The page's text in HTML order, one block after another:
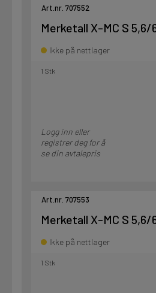
Art.nr. 707552
Merketall X-MC S 5,6/
Ikke på nettlager
1 Stk
Logg inn eller
registrer deg for å
se din avtalepris
Art.nr. 707553
Merketall X-MC S 5,6/
Ikke på nettlager
1 Stk